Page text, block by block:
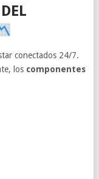
conectados 24/7.
los componentes